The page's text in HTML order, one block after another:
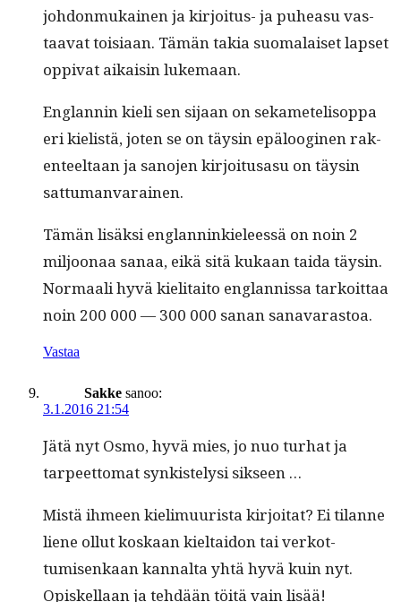
johdon­mukainen ja kir­joi­tus- ja puhea­su vas­
taa­vat toisi­aan. Tämän takia suo­ma­laiset lapset
oppi­vat aikaisin lukemaan.
Englan­nin kieli sen sijaan on sekame­telisop­pa
eri kielistä, joten se on täysin epäloogi­nen rak­
en­teeltaan ja sano­jen kir­joi­tusasu on täysin
sattumanvarainen.
Tämän lisäk­si englan­ninkieleessä on noin 2
miljoon­aa sanaa, eikä sitä kukaan tai­da täysin.
Nor­maali hyvä kieli­taito englan­nis­sa tarkoit­taa
noin 200 000 — 300 000 sanan sanavarastoa.
Vastaa
Sakke sanoo:
3.1.2016 21:54
Jätä nyt Osmo, hyvä mies, jo nuo turhat ja
tarpeet­tomat synkistelysi sikseen …
Mis­tä ihmeen kie­limuurista kir­joi­tat? Ei tilanne
liene ollut koskaan kieltaidon tai verkot­
tumisenkaan kannal­ta yhtä hyvä kuin nyt.
Opiskel­laan ja tehdään töitä vain lisää!